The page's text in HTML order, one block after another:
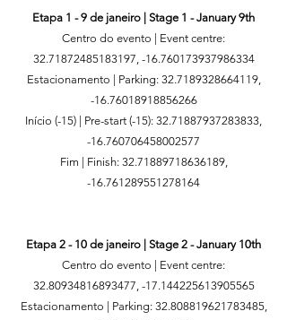
Etapa 1 - 9 de janeiro | Stage 1 - January 9th
Centro do evento | Event centre:
32.71872485183197, -16.760173937986334
Estacionamento | Parking: 32.7189328664119,
-16.76018918856266
Início (-15) | Pre-start (-15): 32.71887937283833,
-16.760706458002577
Fim | Finish: 32.71889718636189,
-16.761289551278164
Etapa 2 - 10 de janeiro | Stage 2 - January 10th
Centro do evento | Event centre:
32.80934816893477, -17.144225613905565
Estacionamento | Parking: 32.808819621783485,